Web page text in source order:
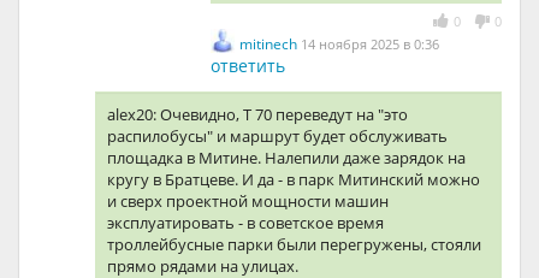
0 0
mitinech 14 ноября 2025 в 0:36
ответить
alex20: Очевидно, Т 70 переведут на "это
распилобусы" и маршрут будет обслуживать
площадка в Митине. Налепили даже зарядок на
кругу в Братцеве. И да - в парк Митинский можно
и сверх проектной мощности машин
эксплуатировать - в советское время
троллейбусные парки были перегружены, стояли
прямо рядами на улицах.